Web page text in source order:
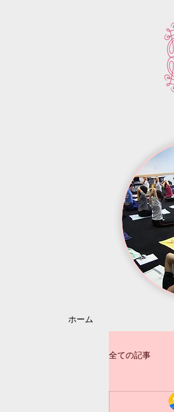
ホーム
全ての記事